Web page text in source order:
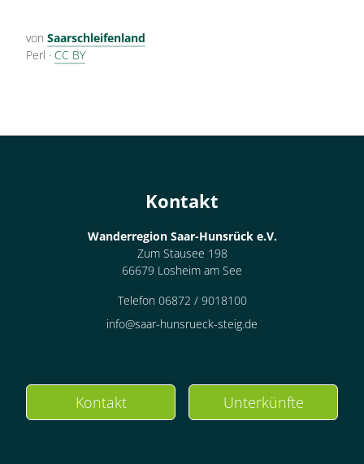
von Saarschleifenland
Perl · CC BY
Kontakt
Wanderregion Saar-Hunsrück e.V.
Zum Stausee 198
66679 Losheim am See
Telefon 06872 / 9018100
info@saar-hunsrueck-steig.de
Kontakt Unterkünfte